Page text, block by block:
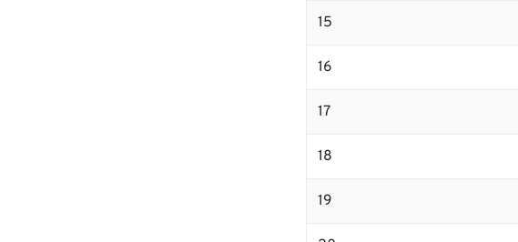
15
16
17
18
19